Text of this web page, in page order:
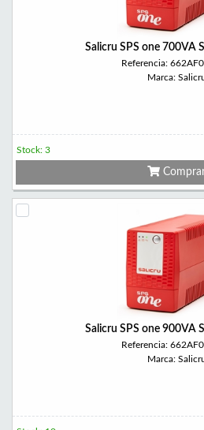
Salicru SPS one 700VA
Referencia:
Marca:
Stock: 3
Salicru SPS one 900VA
Referencia:
Marca: